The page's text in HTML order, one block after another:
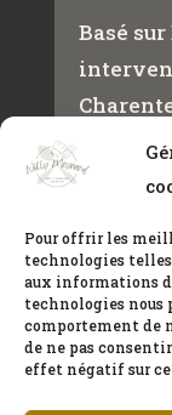
Pour offrir les
technologies telles
aux informations
technologies nous
comportement de
de ne pas
effet négatif sur
Basé
Contact